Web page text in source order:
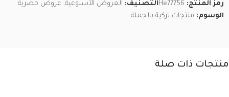
رمز المنتج: He77756التصنيف: العروض الأسبوعية, عروض حصرية
الوسوم: منتجات تركية بالجملة
منتجات ذات صلة